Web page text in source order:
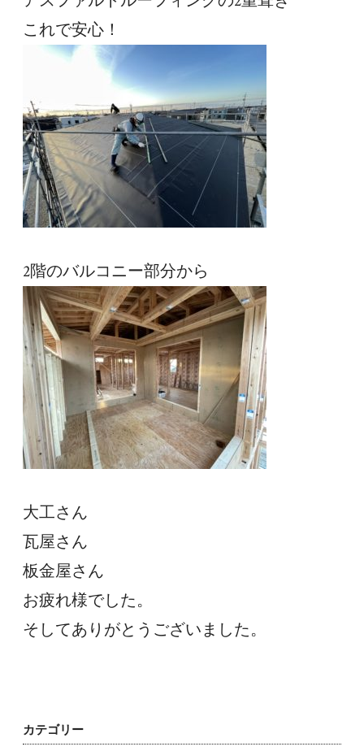
これで安心！
2階のバルコニー部分から
大工さん
瓦屋さん
板金屋さん
お疲れ様でした。
そしてありがとうございました。
カテゴリー